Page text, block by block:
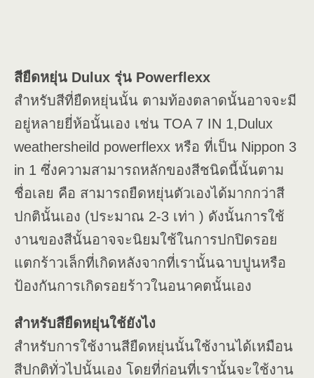
สียืดหยุ่น Dulux รุ่น Powerflexx
สำหรับสีที่ยืดหยุ่นนั้น ตามท้องตลาดนั้นอาจจะมี
อยู่หลายยี่ห้อนั้นเอง เช่น TOA 7 IN 1,Dulux
weathersheild powerflexx หรือ ที่เป็น Nippon 3
in 1 ซึ่งความสามารถหลักของสีชนิดนี้นั้นตาม
ชื่อเลย คือ สามารถยืดหยุ่นตัวเองได้มากกว่าสี
ปกตินั้นเอง (ประมาณ 2-3 เท่า ) ดังนั้นการใช้
งานของสีนั้นอาจจะนิยมใช้ในการปกปิดรอย
แตกร้าวเล็กที่เกิดหลังจากที่เรานั้นฉาบปูนหรือ
ป้องกันการเกิดรอยร้าวในอนาคตนั้นเอง
สำหรับสียืดหยุ่นใช้ยังไง
สำหรับการใช้งานสียืดหยุ่นนั้นใช้งานได้เหมือน
สีปกติทั่วไปนั้นเอง โดยที่ก่อนที่เรานั้นจะใช้งาน